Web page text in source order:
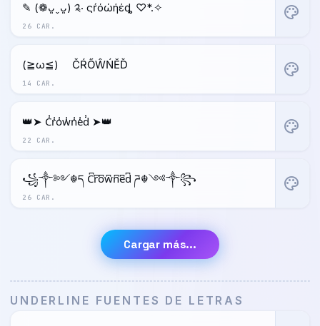
26 CAR.
✎ (❁ᴗ͈ˬᴗ͈) ༉‧ ςŕόώήέȡ ♡*.✧ palette
14 CAR.
(≧ω≦)ゞ ČŔŐŴŃĔĎ palette
22 CAR.
👑➤ C̾r̾o̾w̾n̾e̾d̾ ➤👑 palette
26 CAR.
꧁༒༻☬ད C͆r͆o͆w͆n͆e͆d͆ ཌ☬༺༒꧂ palette
Cargar más...
UNDERLINE FUENTES DE LETRAS